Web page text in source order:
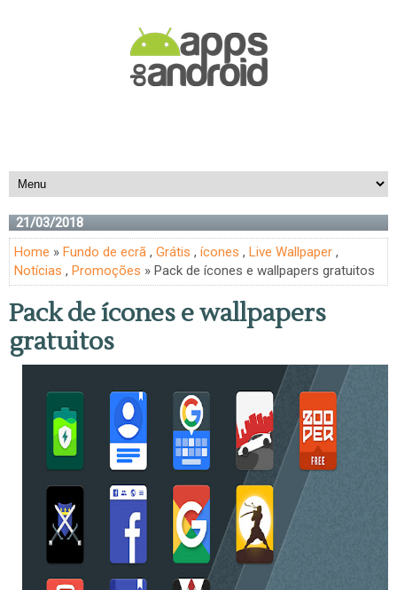
21/03/2018
Home » Fundo de ecrã , Grátis , ícones , Live Wallpaper ,
Notícias , Promoções » Pack de ícones e wallpapers gratuitos
Pack de ícones e wallpapers
gratuitos